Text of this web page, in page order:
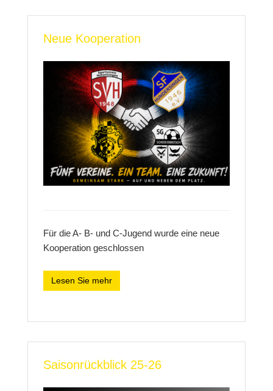
Neue Kooperation
Für die A- B- und C-Jugend wurde eine neue
Kooperation geschlossen
Lesen Sie mehr
Saisonrückblick 25-26